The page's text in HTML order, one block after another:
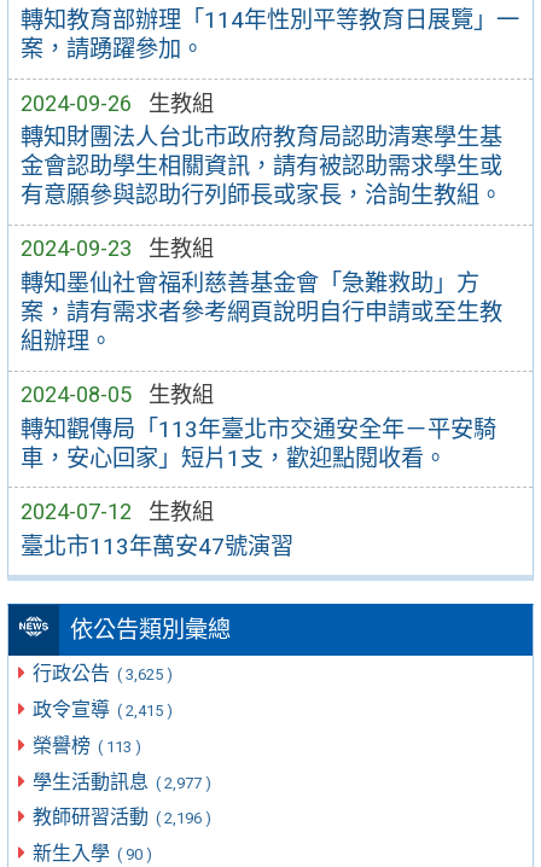
轉知教育部辦理「114年性別平等教育日展覽」一
案，請踴躍參加。
2024-09-26 生教組
轉知財團法人台北市政府教育局認助清寒學生基
金會認助學生相關資訊，請有被認助需求學生或
有意願參與認助行列師長或家長，洽詢生教組。
2024-09-23 生教組
轉知墨仙社會福利慈善基金會「急難救助」方
案，請有需求者參考網頁說明自行申請或至生教
組辦理。
2024-08-05 生教組
轉知觀傳局「113年臺北市交通安全年－平安騎
車，安心回家」短片1支，歡迎點閱收看。
2024-07-12 生教組
臺北市113年萬安47號演習
依公告類別彙總
行政公告 ( 3,625 )
政令宣導 ( 2,415 )
榮譽榜 ( 113 )
學生活動訊息 ( 2,977 )
教師研習活動 ( 2,196 )
新生入學 ( 90 )